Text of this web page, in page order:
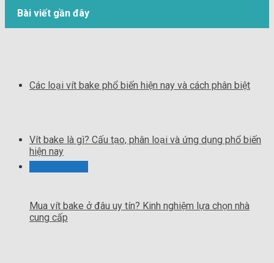
Bài viết gần đây
Các loại vít bake phổ biến hiện nay và cách phân biệt
Vít bake là gì? Cấu tạo, phân loại và ứng dụng phổ biến
hiện nay
Mua vít bake ở đâu uy tín? Kinh nghiệm lựa chọn nhà
cung cấp